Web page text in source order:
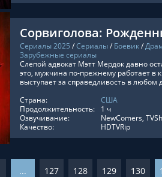
Сорвиголова:
Сериалы 2025 /Сериалы/ Боевик/
Зарубежные сериалы
Слепой адвокат Мэтт Мердок давно
это, мужчина по-прежнему работает в
выступает за справедливость в любом
Страна:
США
Продолжительность:
1 ч
Озвучивание:
Качество:
HDTVRip
... 127 128 129 130